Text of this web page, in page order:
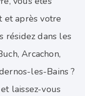
et après votre
résidez dans les
Arcachon,
les-Bains ?
laissez-vous